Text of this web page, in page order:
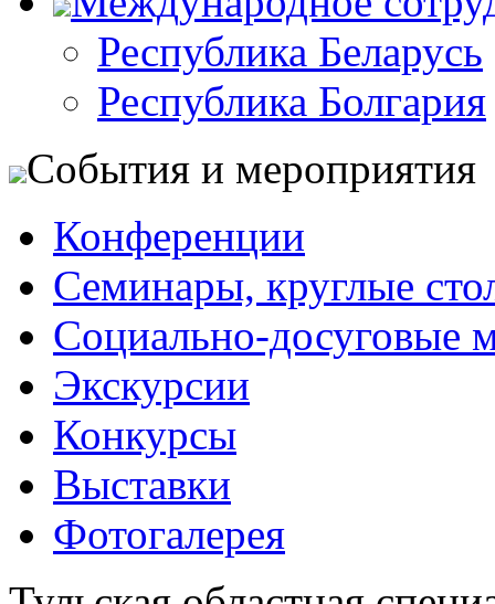
Республика Беларусь
Республика Болгария
События и мероприятия
Конференции
Семинары, круглые
Социально-досуговые
Экскурсии
Конкурсы
Выставки
Фотогалерея